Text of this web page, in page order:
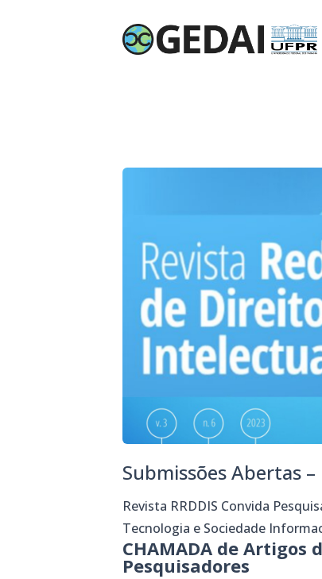
Submissões Abertas –
Revista RRDDIS Convida
Tecnologia e Sociedade
CHAMADA de Artigos
Pesquisadores